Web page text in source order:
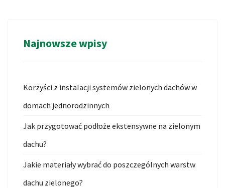
Najnowsze wpisy
Korzyści z instalacji systemów zielonych dachów w
domach jednorodzinnych
Jak przygotować podłoże ekstensywne na zielonym
dachu?
Jakie materiały wybrać do poszczególnych warstw
dachu zielonego?